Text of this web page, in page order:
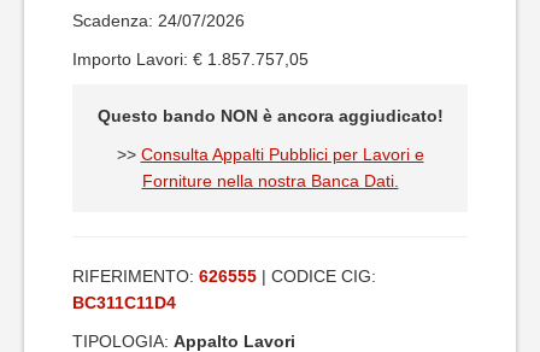
Scadenza: 24/07/2026
Importo Lavori: € 1.857.757,05
Questo bando NON è ancora aggiudicato!
>> Consulta Appalti Pubblici per Lavori e
Forniture nella nostra Banca Dati.
RIFERIMENTO: 626555 | CODICE CIG:
BC311C11D4
TIPOLOGIA: Appalto Lavori